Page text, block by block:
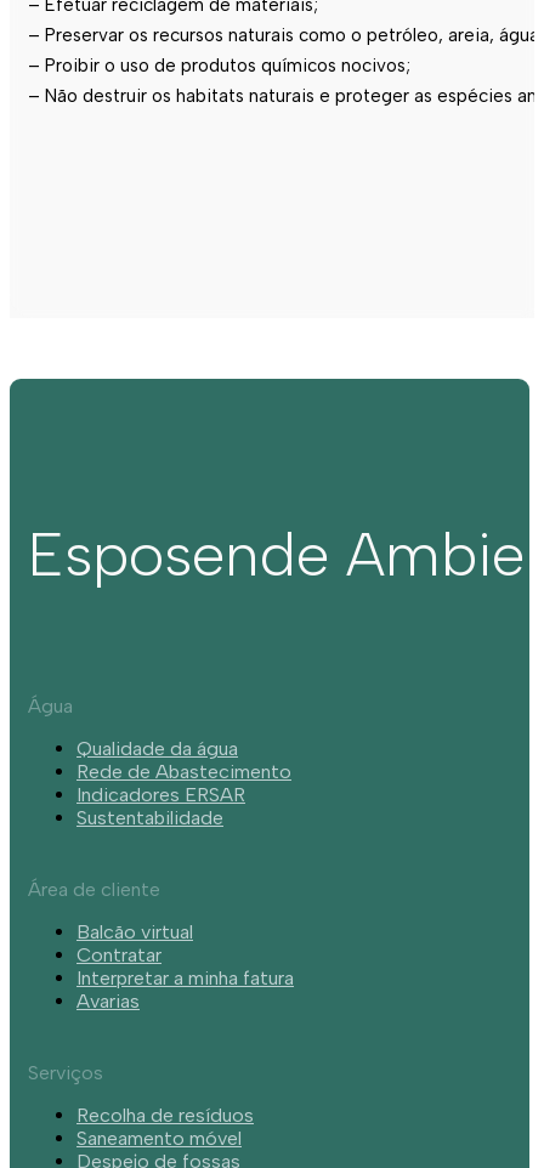
– Preservar os recursos naturais como o petróleo, areia,
– Proibir o uso de produtos químicos nocivos;
– Não destruir os habitats naturais e proteger as espécies
Esposende
Água
Qualidade da água
Rede de Abastecimento
Indicadores ERSAR
Sustentabilidade
Área de cliente
Balcão virtual
Contratar
Interpretar a minha fatura
Avarias
Serviços
Recolha de resíduos
Saneamento móvel
Despejo de fossas